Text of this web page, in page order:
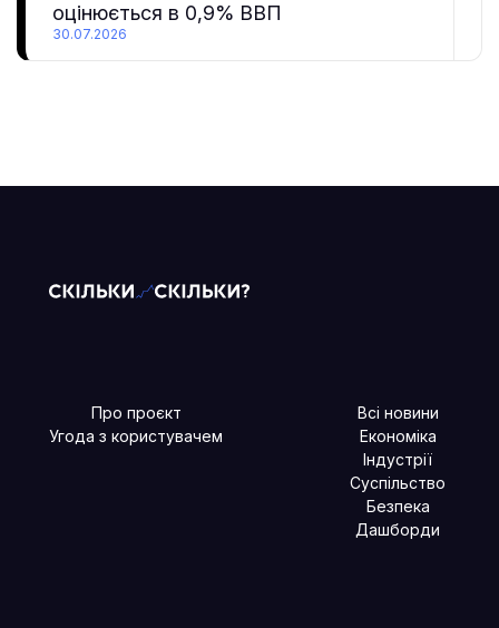
оцінюється в 0,9% ВВП
30.07.2026
Про проєкт
Угода з користувачем
Всі новини
Економіка
Індустрії
Суспільство
Безпека
Дашборди